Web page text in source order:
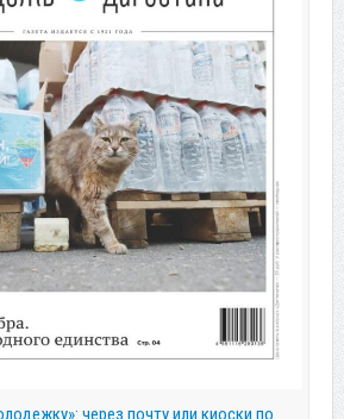
через почту или киоски по